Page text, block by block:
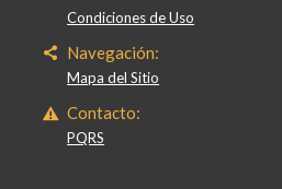
Condiciones de Uso
Navegación:
Mapa del Sitio
Contacto:
PQRS